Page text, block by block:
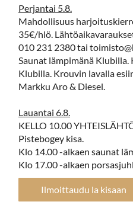
Perjantai 5.8.
Mahdollisuus
35€/hlö.
010 231 2380 tai
Saunat lämpimänä
Klubilla. Krouvin lavalla
Markku Aro & Diesel.
Lauantai 6.8.
KELLO 10.00
Pistebogey kisa.
Klo 14.00 -alkaen saunat
Klo 17.00 -alkaen
Ilmoittaudu la kisaan